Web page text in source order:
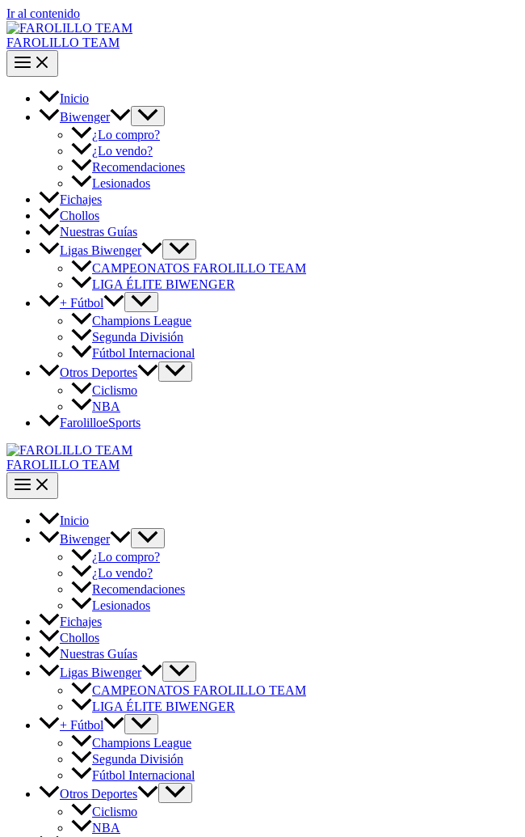
Ir al contenido
FAROLILLO TEAM
Inicio
Biwenger
¿Lo compro?
¿Lo vendo?
Recomendaciones
Lesionados
Fichajes
Chollos
Nuestras Guías
Ligas Biwenger
CAMPEONATOS FAROLILLO TEAM
LIGA ÉLITE BIWENGER
+ Fútbol
Champions League
Segunda División
Fútbol Internacional
Otros Deportes
Ciclismo
NBA
FarolilloeSports
FAROLILLO TEAM
Inicio
Biwenger
¿Lo compro?
¿Lo vendo?
Recomendaciones
Lesionados
Fichajes
Chollos
Nuestras Guías
Ligas Biwenger
CAMPEONATOS FAROLILLO TEAM
LIGA ÉLITE BIWENGER
+ Fútbol
Champions League
Segunda División
Fútbol Internacional
Otros Deportes
Ciclismo
NBA